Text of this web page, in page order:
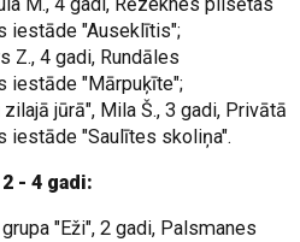
iestāde "Auseklītis";
Z., 4 gadi, Rundāles
iestāde "Mārpuķīte";
jūrā", Mila Š., 3 gadi, Privātā
"Saulītes skoliņa".
- 4 gadi:
"Eži", 2 gadi, Palsmanes